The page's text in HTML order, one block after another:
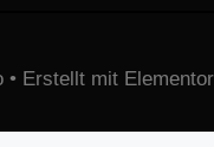
Erstellt mit Elementor